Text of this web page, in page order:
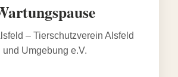
– Tierschutzverein Alsfeld
und Umgebung e.V.